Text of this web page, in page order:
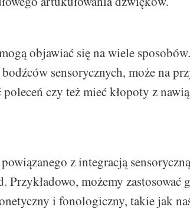
objawiać się na wiele
sensorycznych, może na
czy też mieć kłopoty z
z integracją
możemy zastosować
i fonologiczny, takie jak